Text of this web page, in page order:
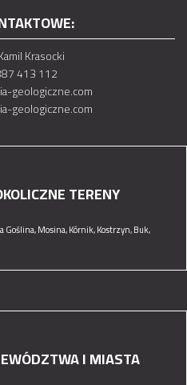
Krasocki
413 112
geologiczne.com
geologiczne.com
TERENY
Goślina,Mosina,Kórnik,Kostrzyn,Buk,
I MIASTA